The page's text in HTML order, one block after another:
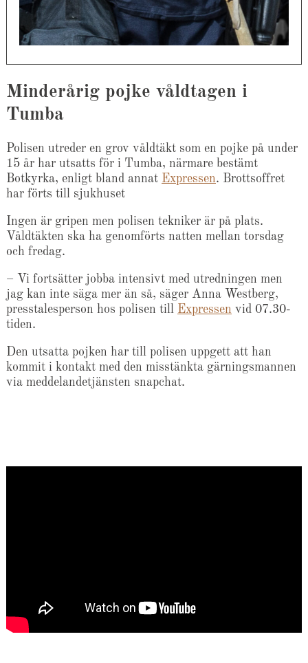
Minderårig pojke våldtagen i
Tumba
Polisen utreder en grov våldtäkt som en pojke på under
15 år har utsatts för i Tumba, närmare bestämt
Botkyrka, enligt bland annat Expressen. Brottsoffret
har förts till sjukhuset
Ingen är gripen men polisen tekniker är på plats.
Våldtäkten ska ha genomförts natten mellan torsdag
och fredag.
– Vi fortsätter jobba intensivt med utredningen men
jag kan inte säga mer än så, säger Anna Westberg,
presstalesperson hos polisen till Expressen vid 07.30-
tiden.
Den utsatta pojken har till polisen uppgett att han
kommit i kontakt med den misstänkta gärningsmannen
via meddelandetjänsten snapchat.